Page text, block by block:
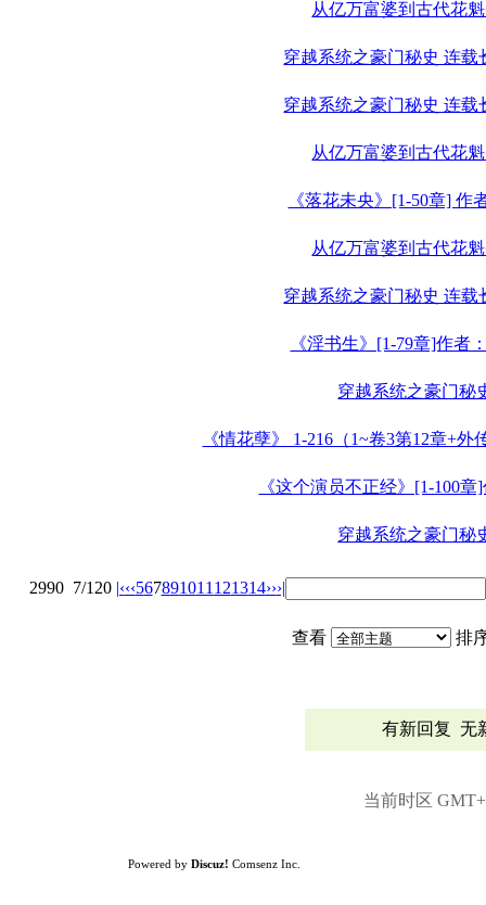
从亿万富婆到古代花
穿越系统之豪门秘史 连载
穿越系统之豪门秘史 连载
从亿万富婆到古代花
《落花未央》[1-50章] 作
从亿万富婆到古代花
穿越系统之豪门秘史 连载
《淫书生》[1-79章]作者
穿越系统之豪门秘
《情花孽》 1-216（1~卷3第12章+
《这个演员不正经》[1-100
穿越系统之豪门秘
2990 7/120 |‹‹‹567891011 121314›››|
查看 排
有新回复 无
当前时区
Powered by Discuz! Comsenz Inc.